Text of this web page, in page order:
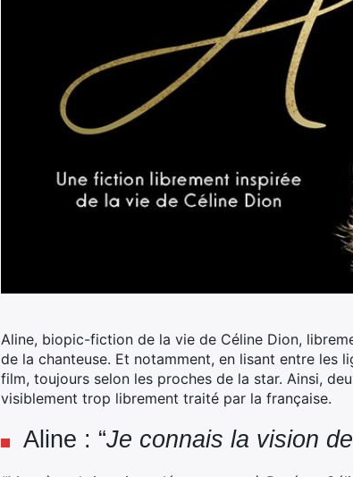
Aline, biopic-fiction de la vie de Céline Dion,
de la chanteuse. Et notamment, en lisant entre les
film, toujours selon les proches de la star. Ainsi,
visiblement trop librement traité par la française.
Aline : “Je connais la vision